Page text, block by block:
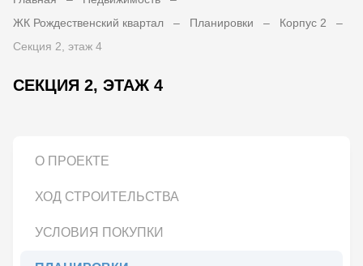
ЖК Рождественский квартал
Планировки
Корпус 2
Секция 2, этаж 4
СЕКЦИЯ 2, ЭТАЖ 4
О ПРОЕКТЕ
ХОД СТРОИТЕЛЬСТВА
УСЛОВИЯ ПОКУПКИ